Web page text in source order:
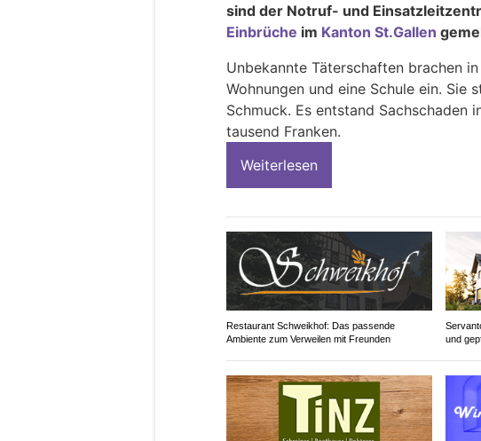
sind der Notruf- und
Einbrüche im Kanton St.Gallen
Unbekannte Täterschaften brachen
Wohnungen und eine Schule ein. Sie
Schmuck. Es entstand Sachschaden
tausend Franken.
Weiterlesen
Restaurant Schweikhof: Das passende
Ambiente zum Verweilen mit Freunden
und